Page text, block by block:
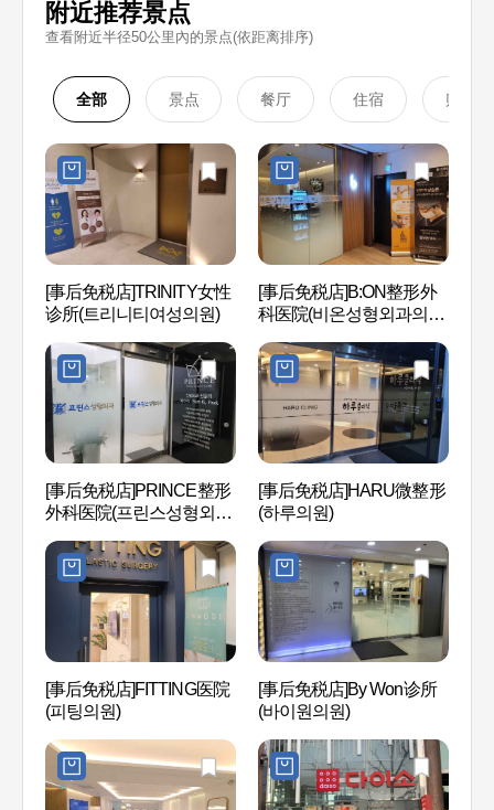
附近推荐景点
查看附近半径50公里內的景点(依距离排序)
全部 景点 餐厅 住宿 购物
[事后免税店]TRINITY女性
诊所(트리니티여성의원)
[事后免税店]B:ON整形外
科医院(비온성형외과의
[事后免税店]PRINCE整形
外科医院(프린스성형외과
[事后免税店]HARU微整形
(하루의원)
[事后免税店]FITTING医院
(피팅의원)
[事后免税店]By Won诊所
(바이원의원)